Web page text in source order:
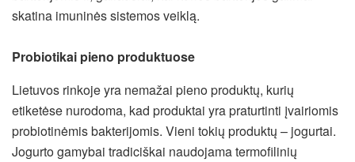
skatina imuninės sistemos veiklą.
Probiotikai pieno produktuose
Lietuvos rinkoje yra nemažai pieno produktų, kurių
etiketėse nurodoma, kad produktai yra praturtinti įvairiomis
probiotinėmis bakterijomis. Vieni tokių produktų – jogurtai.
Jogurto gamybai tradiciškai naudojama termofilinių